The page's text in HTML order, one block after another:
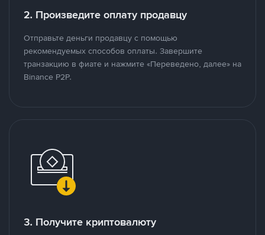
2. Произведите оплату продавцу
Отправьте деньги продавцу с помощью
рекомендуемых способов оплаты. Завершите
транзакцию в фиате и нажмите «Переведено, далее» на
Binance P2P.
3. Получите криптовалюту